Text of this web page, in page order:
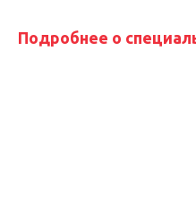
Подробнее о